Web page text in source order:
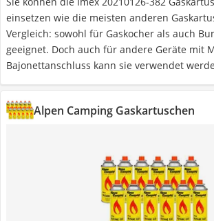
einsetzen wie die meisten anderen
Vergleich: sowohl für Gaskocher als auch
geeignet. Doch auch für andere Geräte mit
Bajonettanschluss kann sie verwendet
Alpen Camping Gaskartuschen